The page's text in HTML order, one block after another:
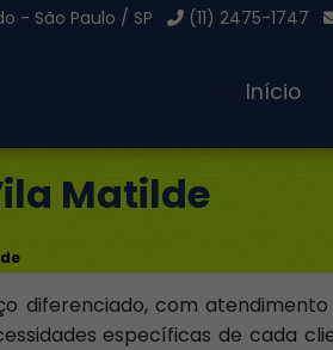
- São Paulo / SP (11) 2475-1747
Início
Matilde
diferenciado, com
específicas de cada